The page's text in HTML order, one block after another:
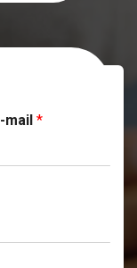
mail *